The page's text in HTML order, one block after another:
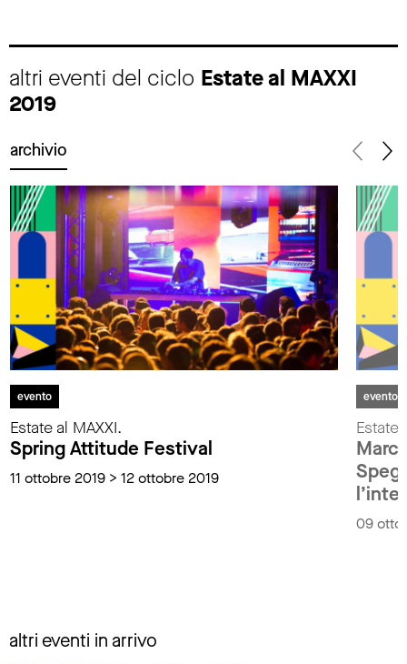
altri eventi del ciclo Estate al MAXXI
2019
archivio
evento
Estate al MAXXI.
Spring Attitude Festival
11 ottobre 2019 > 12 ottobre 2019
evento
Estate
09
altri eventi in arrivo